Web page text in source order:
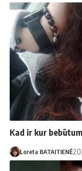
Kad ir kur
Loreta BATAITIENĖ